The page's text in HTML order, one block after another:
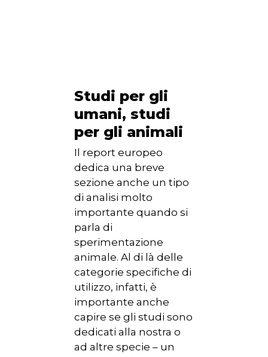
Studi per gli
umani, studi
per gli animali
Il report europeo
dedica una breve
sezione anche un tipo
di analisi molto
importante quando si
parla di
sperimentazione
animale. Al di là delle
categorie specifiche di
utilizzo, infatti, è
importante anche
capire se gli studi sono
dedicati alla nostra o
ad altre specie – un